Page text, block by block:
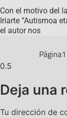
Con el motivo del
Iriarte “Autismoa
el autor nos
Página1
Deja una
Tu dirección de